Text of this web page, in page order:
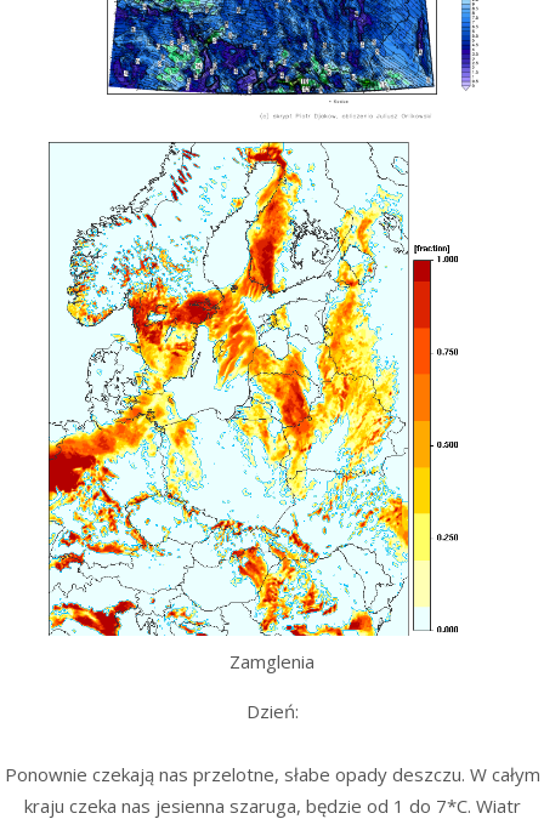
Zamglenia
Dzień:
Ponownie czekają nas przelotne, słabe opady deszczu. W całym
kraju czeka nas jesienna szaruga, będzie od 1 do 7*C. Wiatr